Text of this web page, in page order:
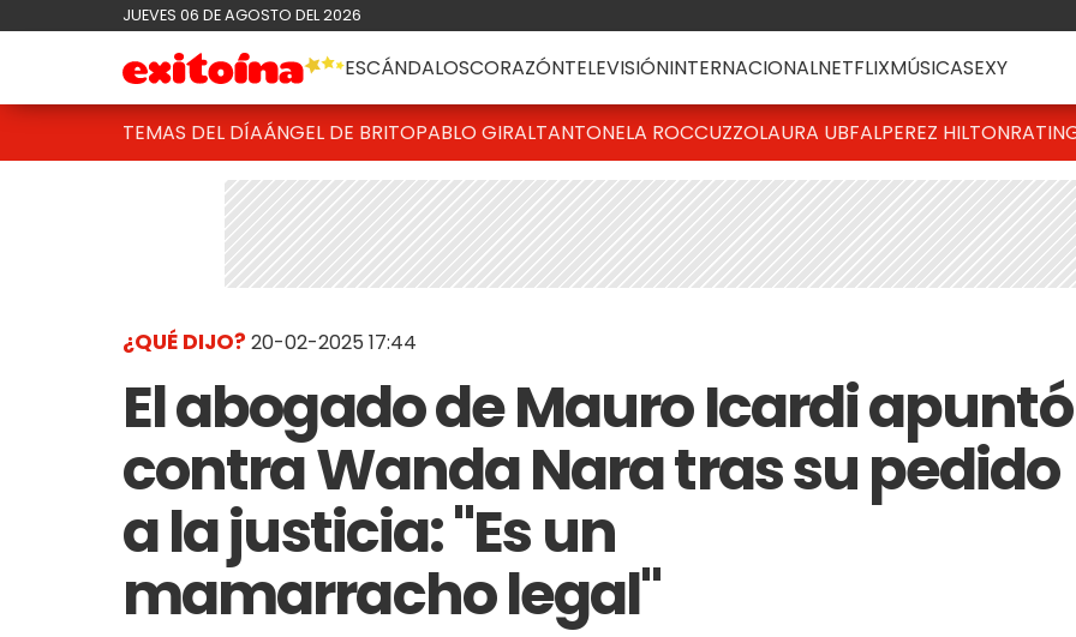
JUEVES 06 DE AGOSTO DEL 2026
ESCÁNDALOSCORAZÓNTELEVISIÓNINTERNACIONALNETFLIXMÚSICASEXY
TEMAS DEL DÍAÁNGEL DE BRITOPABLO GIRALTANTONELA ROCCUZZOLAURA UBFALPEREZ HILTON
¿QUÉ DIJO? 20-02-2025 17:44
El abogado de Mauro Icardi apuntó
contra Wanda Nara tras su pedido
a la justicia: "Es un
mamarracho legal"